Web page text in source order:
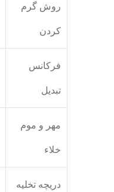
روش گرم
کردن
فرکانس
تبدیل
مهر و موم
خلاء
دریچه تخلیه